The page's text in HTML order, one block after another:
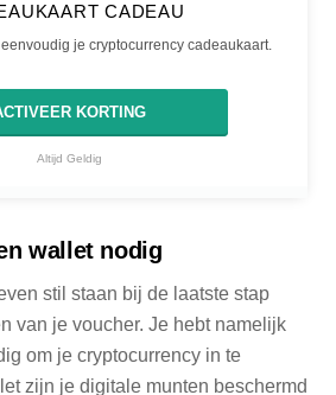
CADEAU
je cryptocurrency cadeaukaart.
KORTING
Altijd Geldig
wallet nodig
stil staan bij de laatste stap
van je voucher. Je hebt namelijk
om je cryptocurrency in te
zijn je digitale munten beschermd